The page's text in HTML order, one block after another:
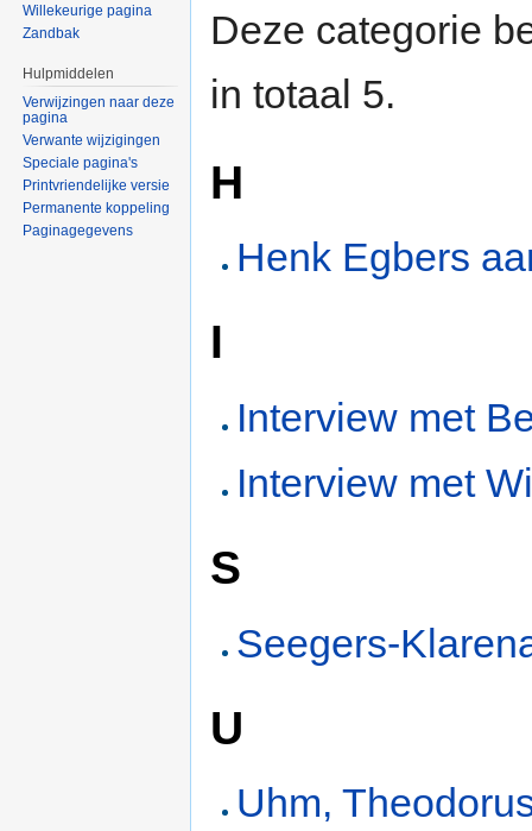
Deze categorie
in totaal 5.
H
Henk Egbers
I
Interview met
Interview met
S
Seegers-
U
Uhm,
Willekeurige pagina
Zandbak
Hulpmiddelen
Verwijzingen naar deze
pagina
Verwante wijzigingen
Speciale pagina's
Printvriendelijke versie
Permanente koppeling
Paginagegevens